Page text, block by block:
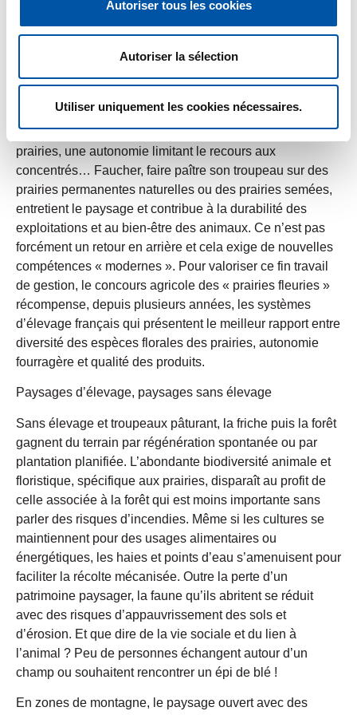
Autoriser tous les cookies
Autoriser la sélection
Utiliser uniquement les cookies nécessaires.
aux risques naturels. Par ses actions, il donne ou
redonne une valeur à son territoire et contribue à attirer
une population permanente ou touristique à la recherche
permettent un maintien de la biodiversité d’oiseaux,
rongeurs et insectes, le stockage de carbone dans les
prairies, une autonomie limitant le recours aux
concentrés… Faucher, faire paître son troupeau sur des
prairies permanentes naturelles ou des prairies semées,
entretient le paysage et contribue à la durabilité des
exploitations et au bien-être des animaux. Ce n’est pas
forcément un retour en arrière et cela exige de nouvelles
compétences « modernes ». Pour valoriser ce fin travail
de gestion, le concours agricole des « prairies fleuries »
récompense, depuis plusieurs années, les systèmes
d’élevage français qui présentent le meilleur rapport entre
diversité des espèces florales des prairies, autonomie
fourragère et qualité des produits.
Paysages d’élevage, paysages sans élevage
Sans élevage et troupeaux pâturant, la friche puis la forêt
gagnent du terrain par régénération spontanée ou par
plantation planifiée. L’abondante biodiversité animale et
floristique, spécifique aux prairies, disparaît au profit de
celle associée à la forêt qui est moins importante sans
parler des risques d’incendies. Même si les cultures se
maintiennent pour des usages alimentaires ou
énergétiques, les haies et points d’eau s’amenuisent pour
faciliter la récolte mécanisée. Outre la perte d’un
patrimoine paysager, la faune qu’ils abritent se réduit
avec des risques d’appauvrissement des sols et
d’érosion. Et que dire de la vie sociale et du lien à
l’animal ? Peu de personnes échangent autour d’un
champ ou souhaitent rencontrer un épi de blé !
En zones de montagne, le paysage ouvert avec des